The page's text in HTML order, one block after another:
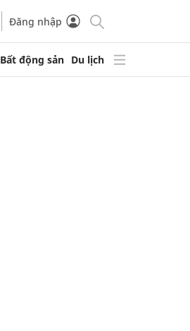
Đăng nhập
Bất động sản Du lịch